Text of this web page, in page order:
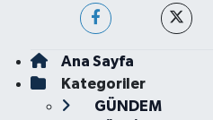
Ana Sayfa
Kategoriler
GÜNDEM